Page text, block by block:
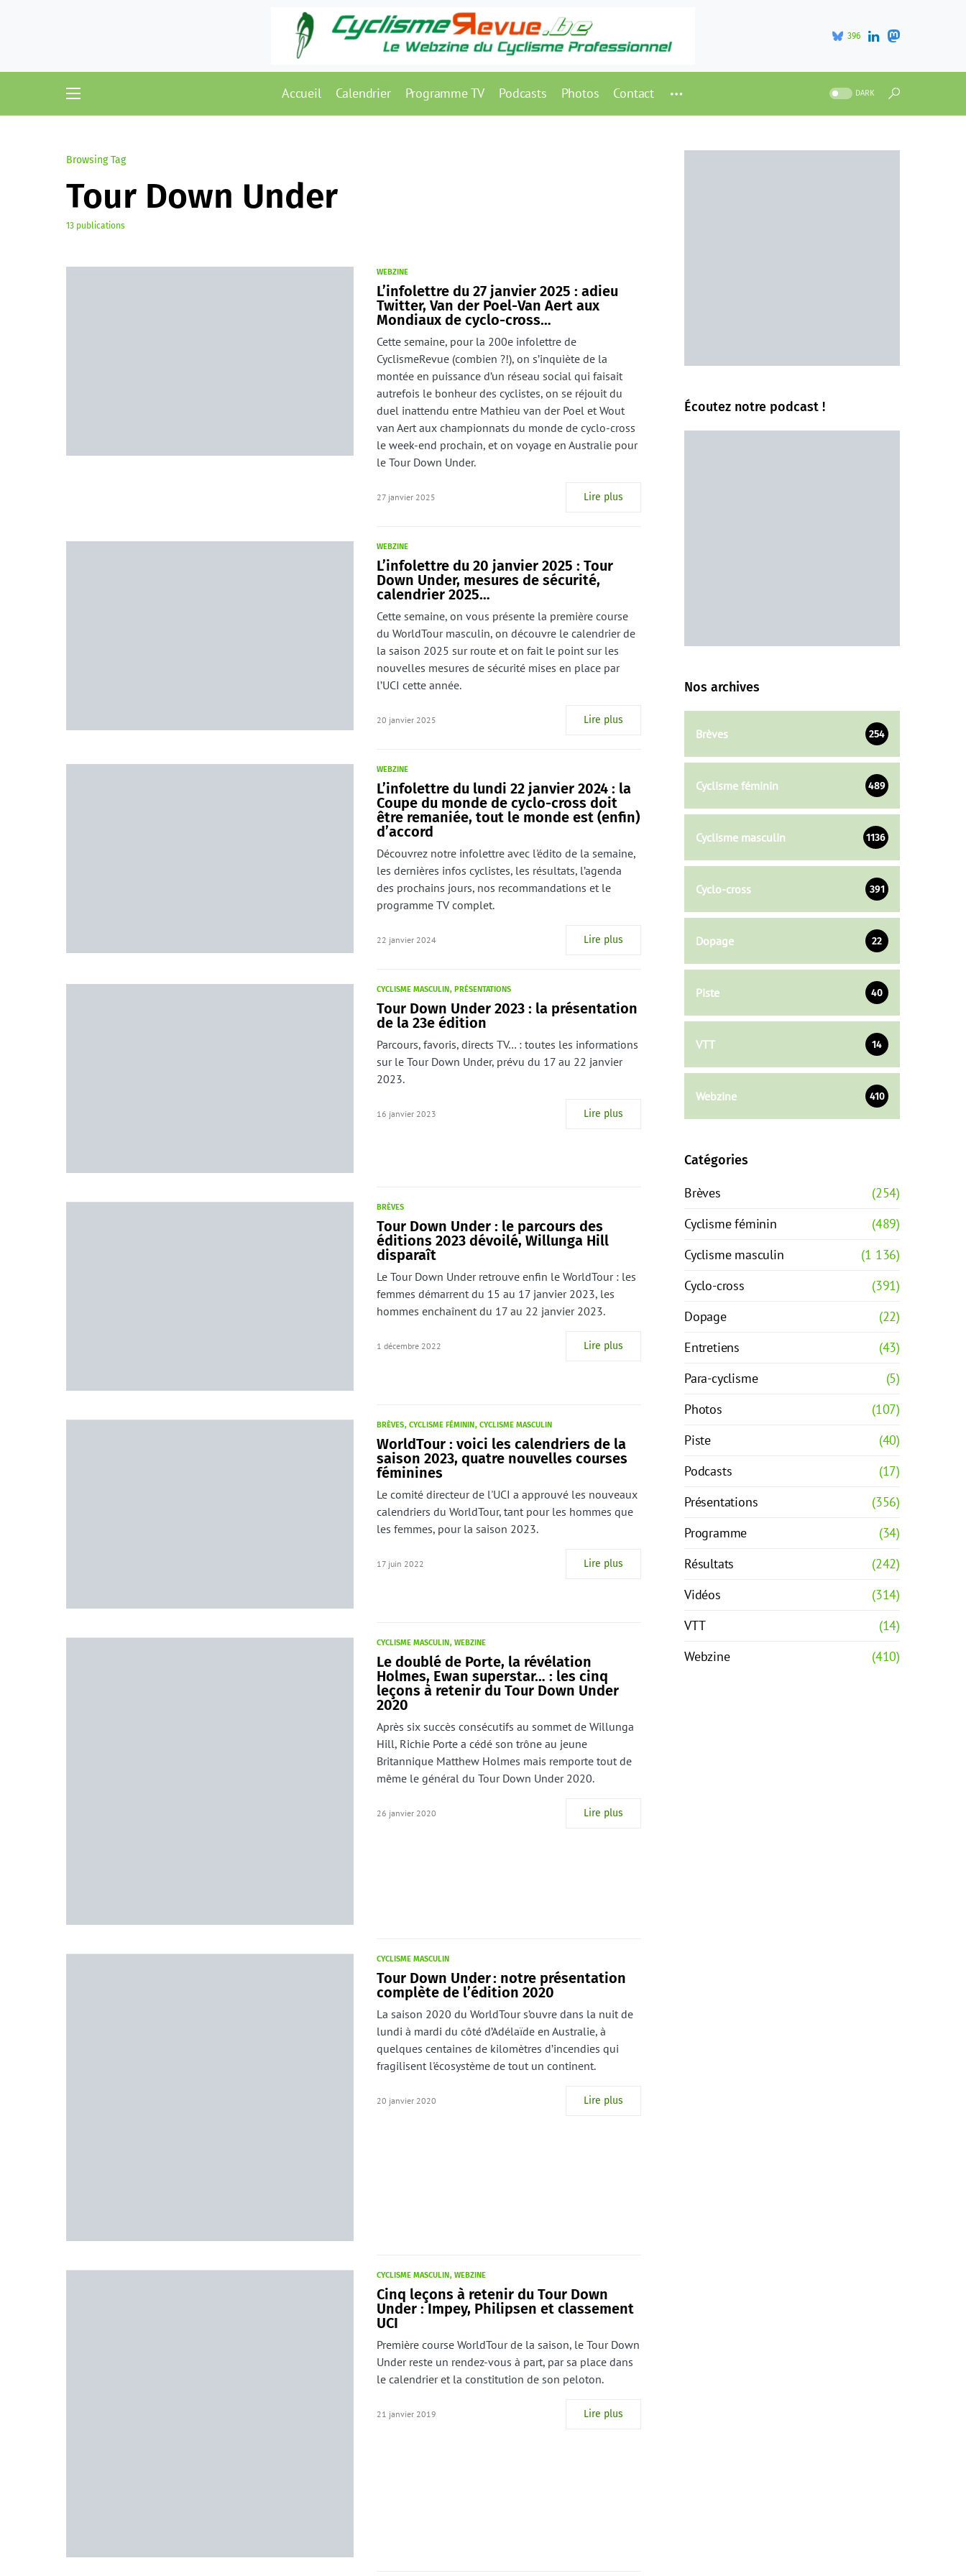
396
Accueil Calendrier Programme TV Podcasts Photos Contact DARK
Browsing Tag
Tour Down Under
13 publications
WEBZINE
L’infolettre du 27 janvier 2025 : adieu
Twitter, Van der Poel-Van Aert aux
Mondiaux de cyclo-cross…
Cette semaine, pour la 200e infolettre de
CyclismeRevue (combien ?!), on s’inquiète de la
montée en puissance d’un réseau social qui faisait
autrefois le bonheur des cyclistes, on se réjouit du
duel inattendu entre Mathieu van der Poel et Wout
van Aert aux championnats du monde de cyclo-cross
le week-end prochain, et on voyage en Australie pour
le Tour Down Under.
27 janvier 2025 Lire plus
WEBZINE
L’infolettre du 20 janvier 2025 : Tour
Down Under, mesures de sécurité,
calendrier 2025…
Cette semaine, on vous présente la première course
du WorldTour masculin, on découvre le calendrier de
la saison 2025 sur route et on fait le point sur les
nouvelles mesures de sécurité mises en place par
l’UCI cette année.
20 janvier 2025 Lire plus
WEBZINE
L’infolettre du lundi 22 janvier 2024 : la
Coupe du monde de cyclo-cross doit
être remaniée, tout le monde est (enfin)
d’accord
Découvrez notre infolettre avec l'édito de la semaine,
les dernières infos cyclistes, les résultats, l’agenda
des prochains jours, nos recommandations et le
programme TV complet.
22 janvier 2024 Lire plus
CYCLISME MASCULIN PRÉSENTATIONS
Tour Down Under 2023 : la présentation
de la 23e édition
Parcours, favoris, directs TV… : toutes les informations
sur le Tour Down Under, prévu du 17 au 22 janvier
2023.
16 janvier 2023 Lire plus
BRÈVES
Tour Down Under : le parcours des
éditions 2023 dévoilé, Willunga Hill
disparaît
Le Tour Down Under retrouve enfin le WorldTour : les
femmes démarrent du 15 au 17 janvier 2023, les
hommes enchaînent du 17 au 22 janvier 2023.
1 décembre 2022 Lire plus
BRÈVES CYCLISME FÉMININ CYCLISME MASCULIN
WorldTour : voici les calendriers de la
saison 2023, quatre nouvelles courses
féminines
Le comité directeur de l'UCI a approuvé les nouveaux
calendriers du WorldTour, tant pour les hommes que
les femmes, pour la saison 2023.
17 juin 2022 Lire plus
CYCLISME MASCULIN WEBZINE
Le doublé de Porte, la révélation
Holmes, Ewan superstar… : les cinq
leçons à retenir du Tour Down Under
2020
Après six succès consécutifs au sommet de Willunga
Hill, Richie Porte a cédé son trône au jeune
Britannique Matthew Holmes mais remporte tout de
même le général du Tour Down Under 2020.
26 janvier 2020 Lire plus
CYCLISME MASCULIN
Tour Down Under : notre présentation
complète de l’édition 2020
La saison 2020 du WorldTour s’ouvre dans la nuit de
lundi à mardi du côté d’Adélaïde en Australie, à
quelques centaines de kilomètres d’incendies qui
fragilisent l'écosystème de tout un continent.
20 janvier 2020 Lire plus
CYCLISME MASCULIN WEBZINE
Cinq leçons à retenir du Tour Down
Under : Impey, Philipsen et classement
UCI
Première course WorldTour de la saison, le Tour Down
Under reste un rendez-vous à part, par sa place dans
le calendrier et la constitution de son peloton.
21 janvier 2019 Lire plus
Écoutez notre podcast !
Nos archives
Brèves 254
Cyclisme féminin 489
Cyclisme masculin 1136
Cyclo-cross 391
Dopage 22
Piste 40
VTT 14
Webzine 410
Catégories
Brèves
(254)
Cyclisme féminin
(489)
Cyclisme masculin
(1 136)
Cyclo-cross
(391)
Dopage
(22)
Entretiens
(43)
Para-cyclisme
(5)
Photos
(107)
Piste
(40)
Podcasts
(17)
Présentations
(356)
Programme
(34)
Résultats
(242)
Vidéos
(314)
VTT
(14)
Webzine
(410)